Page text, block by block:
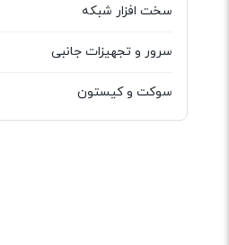
سخت افزار شبکه
سرور و تجهیزات جانبی
سوکت و کیستون